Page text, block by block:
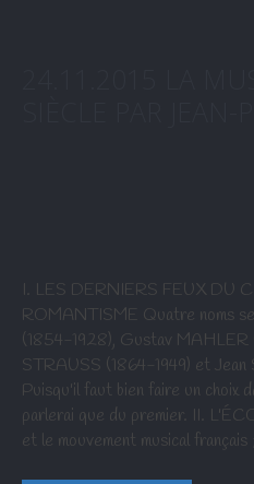
I. LES DERNIERS FEUX DU
ROMANTISME Quatre noms
(1854-1928), Gustav MAHLER
STRAUSS (1864-1949) et Jean
Puisqu'il faut bien faire un choix
parlerai que du premier. II.
et le mouvement musical français